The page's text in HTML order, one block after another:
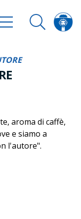
aroma di caffè,
e siamo a
l'autore".